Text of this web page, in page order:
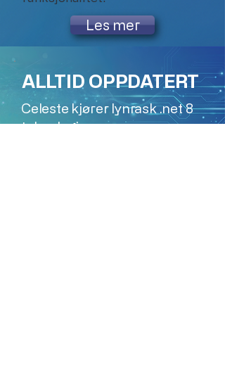
Les mer
ALLTID OPPDATERT
Celeste kjører lynrask .net 8
teknologi